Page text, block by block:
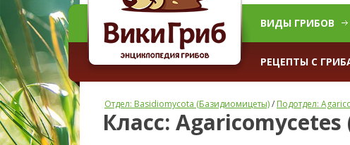
ВИДЫ ГРИБОВ
РЕЦЕПТЫ С
Отдел: Basidiomycota (Базидиомицеты)/ Подотдел:
Класс: